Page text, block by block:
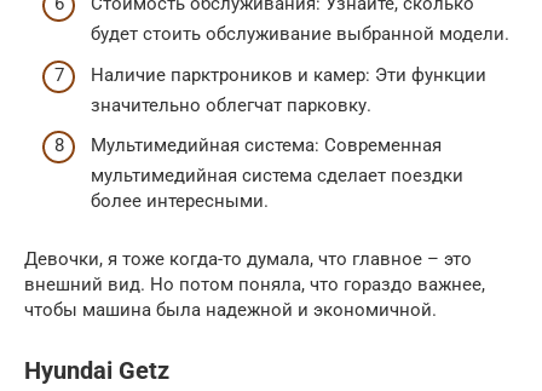
будет стоить обслуживание выбранной модели.
Наличие парктроников и камер: Эти функции
значительно облегчат парковку.
Мультимедийная система: Современная
мультимедийная система сделает поездки
более интересными.
Девочки, я тоже когда-то думала, что главное – это
внешний вид. Но потом поняла, что гораздо важнее,
чтобы машина была надежной и экономичной.
Hyundai Getz